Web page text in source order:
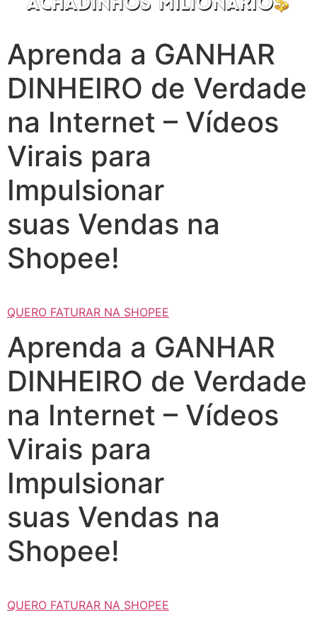
Aprenda a GANHAR
DINHEIRO de Verdade
na Internet – Vídeos
Virais para
Impulsionar
suas Vendas na
Shopee!
QUERO FATURAR NA SHOPEE
Aprenda a GANHAR
DINHEIRO de Verdade
na Internet – Vídeos
Virais para
Impulsionar
suas Vendas na
Shopee!
QUERO FATURAR NA SHOPEE